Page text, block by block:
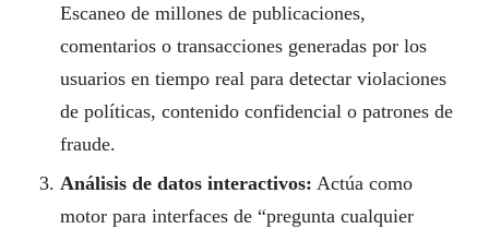
Escaneo de millones de publicaciones,
comentarios o transacciones generadas por los
usuarios en tiempo real para detectar violaciones
de políticas, contenido confidencial o patrones de
fraude.
Análisis de datos interactivos: Actúa como
motor para interfaces de “pregunta cualquier